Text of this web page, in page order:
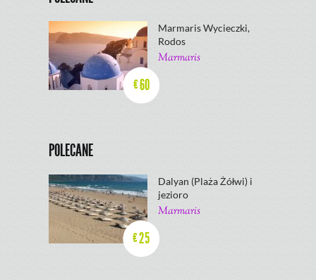
€60
Marmaris Wycieczki,
Rodos
Marmaris
POLECANE
€25
Dalyan (Plaża Żółwi) i
jezioro
Marmaris